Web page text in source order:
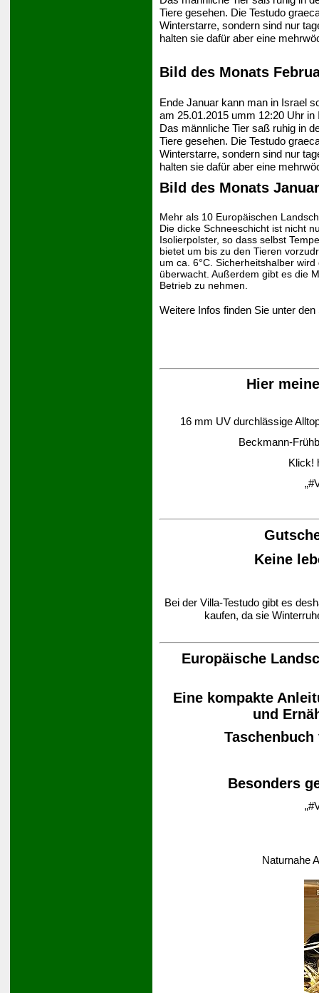
Tiere gesehen. Die Testudo
Winterstarre, sondern sind nur
halten sie dafür aber eine
Bild des Monats
Ende Januar kann man in Israel
am 25.01.2015 umm 12:20 Uhr
Das männliche Tier saß ruhig in
Tiere gesehen. Die Testudo
Winterstarre, sondern sind nur
halten sie dafür aber eine
Bild des Monats
Mehr als 10 Europäischen
Die dicke Schneeschicht ist nicht
Isolierpolster, so dass selbst
bietet um bis zu den Tieren
um ca. 6°C. Sicherheitshalber
überwacht. Außerdem gibt es die
Betrieb zu nehmen.
Weitere Infos finden Sie unter
Hier
16 mm UV durchlässige
Beckmann-
Klick!
Keine
Bei der Villa-Testudo gibt es
kaufen, da sie
Europäische
Eine kompakte
und
Besonders
Naturnahe